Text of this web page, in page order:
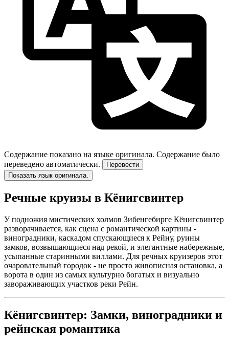
Содержание показано на языке оригинала. Содержание было
переведено автоматически.
Перевести
Показать язык оригинала.
Речные круизы в Кёнигсвинтер
У подножия мистических холмов Зибенгебирге Кёнигсвинтер
разворачивается, как сцена с романтической картины -
виноградники, каскадом спускающиеся к Рейну, руины
замков, возвышающиеся над рекой, и элегантные набережные,
усыпанные старинными виллами. Для речных круизеров этот
очаровательный городок - не просто живописная остановка, а
ворота в один из самых культурно богатых и визуально
завораживающих участков реки Рейн.
Кёнигсвинтер: Замки, виноградники и
рейнская романтика